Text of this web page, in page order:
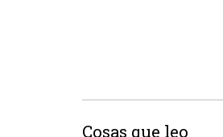
Cosas que leo